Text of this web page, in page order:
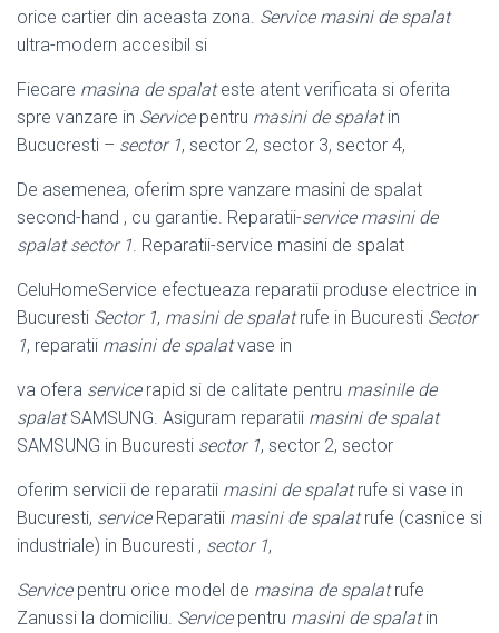
orice cartier din aceasta zona. Service masini de spalat
ultra-modern accesibil si
Fiecare masina de spalateste atent verificata si oferita
spre vanzare in Servicepentru masini de spalatin
Bucucresti – sector 1, sector 2, sector 3, sector 4,
De asemenea, oferim spre vanzare masini de spalat
second-hand , cu garantie. Reparatii-service masini de
spalat sector 1 . Reparatii-service masini de spalat
CeluHomeService efectueaza reparatii produse electrice in
Bucuresti Sector 1, masini de spalatrufe in Bucuresti Sector
1, reparatii masini de spalatvase in
va ofera servicerapid si de calitate pentru masinile de
spalatSAMSUNG. Asiguram reparatii masini de spalat
SAMSUNG in Bucuresti sector 1, sector 2, sector
oferim servicii de reparatii masini de spalatrufe si vase in
Bucuresti, serviceReparatii masini de spalatrufe (casnice si
industriale) in Bucuresti , sector 1,
Servicepentru orice model de masina de spalatrufe
Zanussi la domiciliu. Servicepentru masini de spalatin